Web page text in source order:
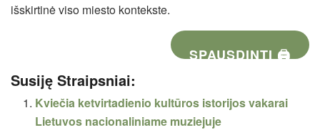
išskirtinė viso miesto kontekste.
SPAUSDINTI 🖨
Susiję Straipsniai:
Kviečia ketvirtadienio kultūros istorijos vakarai
Lietuvos nacionaliniame muziejuje